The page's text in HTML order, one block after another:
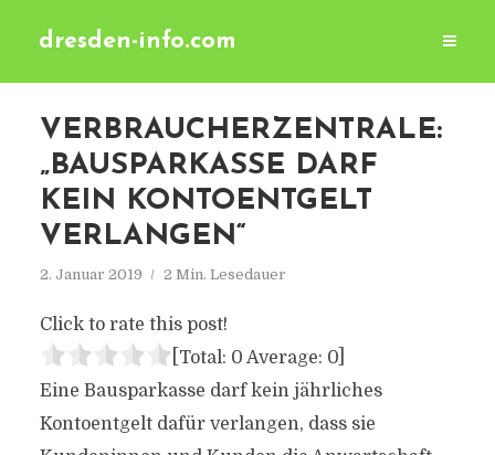
dresden-info.com
VERBRAUCHERZENTRALE:
„BAUSPARKASSE DARF
KEIN KONTOENTGELT
VERLANGEN“
2. Januar 2019 2 Min. Lesedauer
Click to rate this post!
[Total: 0 Average: 0]
Eine Bausparkasse darf kein jährliches
Kontoentgelt dafür verlangen, dass sie